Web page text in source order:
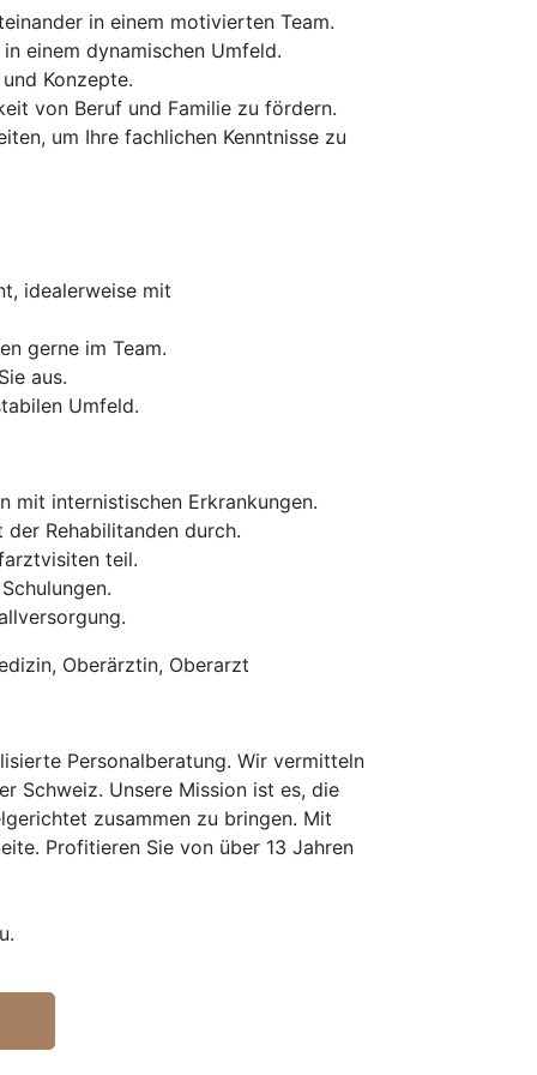
in einem motivierten Team.
einem dynamischen Umfeld.
Konzepte.
von Beruf und Familie zu fördern.
um Ihre fachlichen Kenntnisse zu
idealerweise mit
gerne im Team.
aus.
Umfeld.
mit internistischen Erkrankungen.
Rehabilitanden durch.
teil.
Oberärztin, Oberarzt
Personalberatung. Wir vermitteln
Schweiz. Unsere Mission ist es, die
zusammen zu bringen. Mit
Profitieren Sie von über 13 Jahren